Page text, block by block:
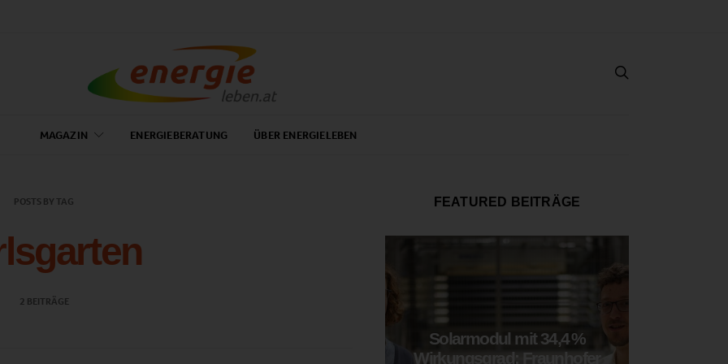
MAGAZIN ENERGIEBERATUNG ÜBER ENERGIELEBEN
POSTS BY TAG
2 BEITRÄGE
FEATURED BEITRÄGE
Solarmodul mit 34,4 %
Wirkungsgrad: Fraunhofer